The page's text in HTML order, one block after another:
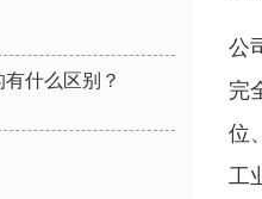
什么区别？
公
完
位
工